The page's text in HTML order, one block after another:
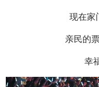
现在家门
亲民的票
幸福